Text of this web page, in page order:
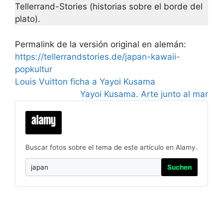
Tellerrand-Stories (historias sobre el borde del
plato).
Permalink de la versión original en alemán:
https://tellerrandstories.de/japan-kawaii-
popkultur
Louis Vuitton ficha a Yayoi Kusama
Yayoi Kusama. Arte junto al mar
Buscar fotos sobre el tema de este artículo en Alamy.
Suchen